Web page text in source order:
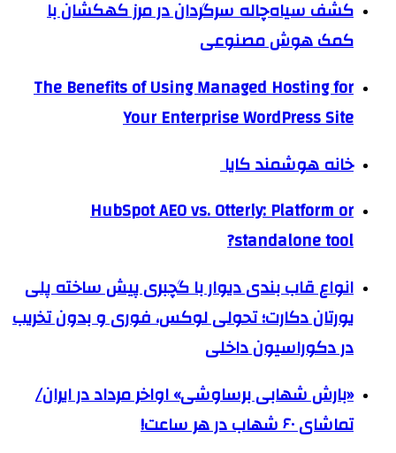
کشف سیاه‌چاله سرگردان در مرز کهکشان با
کمک هوش مصنوعی
The Benefits of Using Managed Hosting for
Your Enterprise WordPress Site
خانه هوشمند کایا
HubSpot AEO vs. Otterly: Platform or
standalone tool?
انواع قاب بندی دیوار با گچبری پیش ساخته پلی
یورتان دکارت؛ تحولی لوکس، فوری و بدون تخریب
در دکوراسیون داخلی
«بارش شهابی برساوشی» اواخر مرداد در ایران/
تماشای ۶۰ شهاب در هر ساعت!